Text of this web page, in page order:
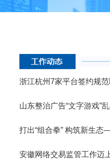
浙江杭州7家平台签约规
山东整治广告“文字游戏”
打出“组合拳” 构筑新生
安徽网络交易监管工作迈